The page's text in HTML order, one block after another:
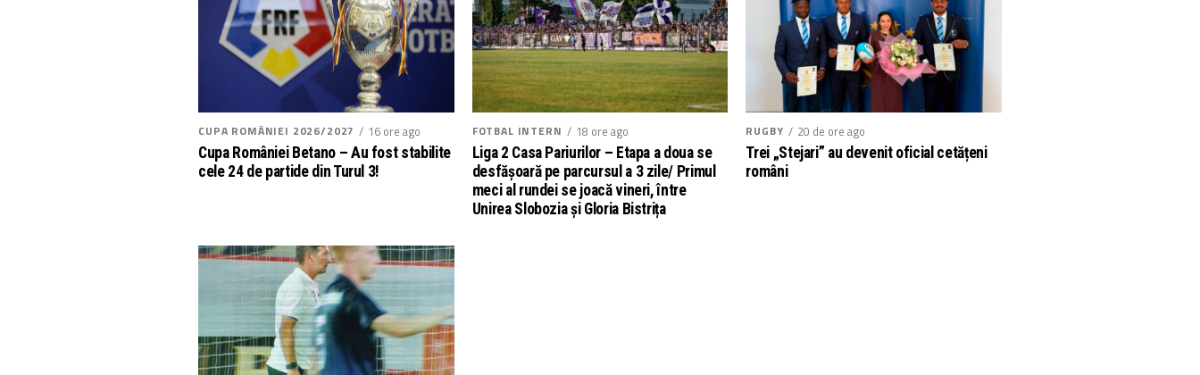
CUPA ROMÂNIEI 2026/2027
16 ore ago
Cupa României Betano – Au fost stabilite
cele 24 de partide din Turul 3!
FOTBAL INTERN
18 ore ago
Liga 2 Casa Pariurilor – Etapa a doua se
desfășoară pe parcursul a 3 zile/ Primul
meci al rundei se joacă vineri, între
Unirea Slobozia și Gloria Bistrița
RUGBY
20 de ore ago
Trei „Stejari” au devenit oficial cetățeni
români